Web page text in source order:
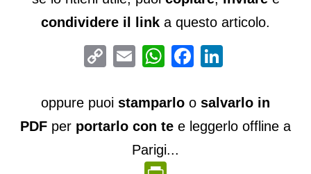
condividere il link a questo articolo.
Copy
Link
Email WhatsAppFacebook
oppure puoi stamparlo o salvarlo in
PDF per portarlo con te e leggerlo offline a
Parigi...